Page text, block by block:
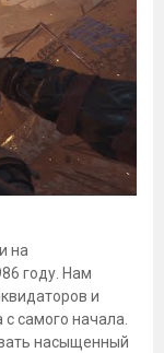
на
году. Нам
и
самого начала.
насыщенный